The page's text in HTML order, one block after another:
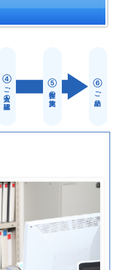
④ご入金の確認 ⑤製作の実施 ⑥ご納品